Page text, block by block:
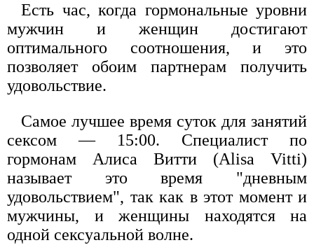
Есть час, когда гормональные уровни
мужчин и женщин достигают
оптимального соотношения, и это
позволяет обоим партнерам получить
удовольствие.
Самое лучшее время суток для занятий
сексом — 15:00. Специалист по
гормонам Алиса Витти (Alisa Vitti)
называет это время "дневным
удовольствием", так как в этот момент и
мужчины, и женщины находятся на
одной сексуальной волне.